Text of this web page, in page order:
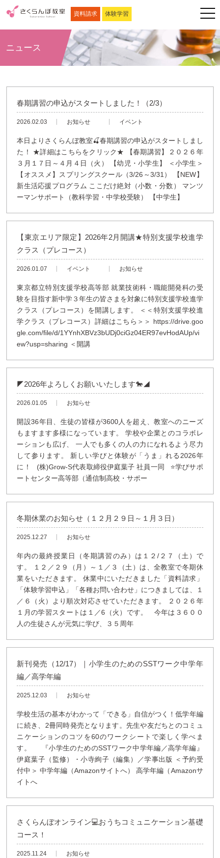
資料請求 体験学習
ニュース
春期講習の申込がスタートしました！（2/3）
2026.02.03 お知らせ イベント
本日よりさくらんぼ教室🍒春期講習の申込がスタートしまし
た！ ★詳細はこちらをクリック★ 【春期講習】２０２６年
３月１７日～４月４日（火） 【幼児・小学生】 ＜小学生＞
【オススメ】スプリングスクール（3/26～3/31） 【NEW】
新生活応援プログラム ここだけ絶対（小数・分数） マンツ
ーマンサポート（教科学習・中学校受験） 【中学生】
【東京エリア限定】2026年2月開講★特別支援学校進学
クラス（プレコース）
2026.01.07 イベント お知らせ
東京都立特別支援学校高等部 就業技術科・職能開発科の受
験を目指す新中学３年生の皆さまを対象に特別支援学校進学
クラス（プレコース）を開講します。 ＜＜特別支援学校進
学クラス（プレコース）詳細はこちら＞＞ https://drive.goo
gle.com/file/d/1YYnhXBVz3bUDj0ciGz04ER97evHodAUp/vi
ew?usp=sharing ＜開講
◤2026年よろしくお願いいたします🐎◢
2026.01.05 お知らせ
開設36年目、生徒の皆様が3600人を超え、教室へのニーズ
もますます多様になっています。 学校や企業とのコラボレ
ーションも広げ、 一人でも多くの人の力になれるよう尽力
して参ります。 新しい学びと体験が「うま」れる2026年
に！ (株)Grow-S代表取締役伊庭葉子 社員一同 ⭐学びサポ
ートセンター高等部（通信制高校・サポー
冬期休業のお知らせ（１２月２９日～１月３日）
2025.12.27 お知らせ
年内の最終授業日（冬期講習のみ）は１２/２７（土）で
す。 １２／２９（月）～１／３（土）は、全教室で冬期休
業をいただきます。 休業中にいただきました「資料請求」
「体験学習申込」「各種お問い合わせ」につきましては、１
／６（火）より順次対応させていただきます。 ２０２６年
１月の学習スタートは１／6（火）です。 今年は３６００
人の生徒さんが元気に学び、３５周年
新刊発売（12/17）｜小学生のためのSSTワーク中学年
編／高学年編
2025.12.03 お知らせ
学校生活の基本がわかって「できる」自信がつく！低学年編
に続き、2冊同時発売となります。先生や友だちとのコミュ
ニケーションのコツを60のワークシートで楽しく学べま
す。 『小学生のためのSSTワーク中学年編／高学年編』
伊庭葉子（監修）・小寺絢子（編集）／学事出版 ＜予約受
付中＞ 中学年編（Amazonサイトへ） 高学年編（Amazonサ
イトへ
さくらんぼオンライン💻おうちコミュニケーション基礎
コース！
2025.11.24 お知らせ